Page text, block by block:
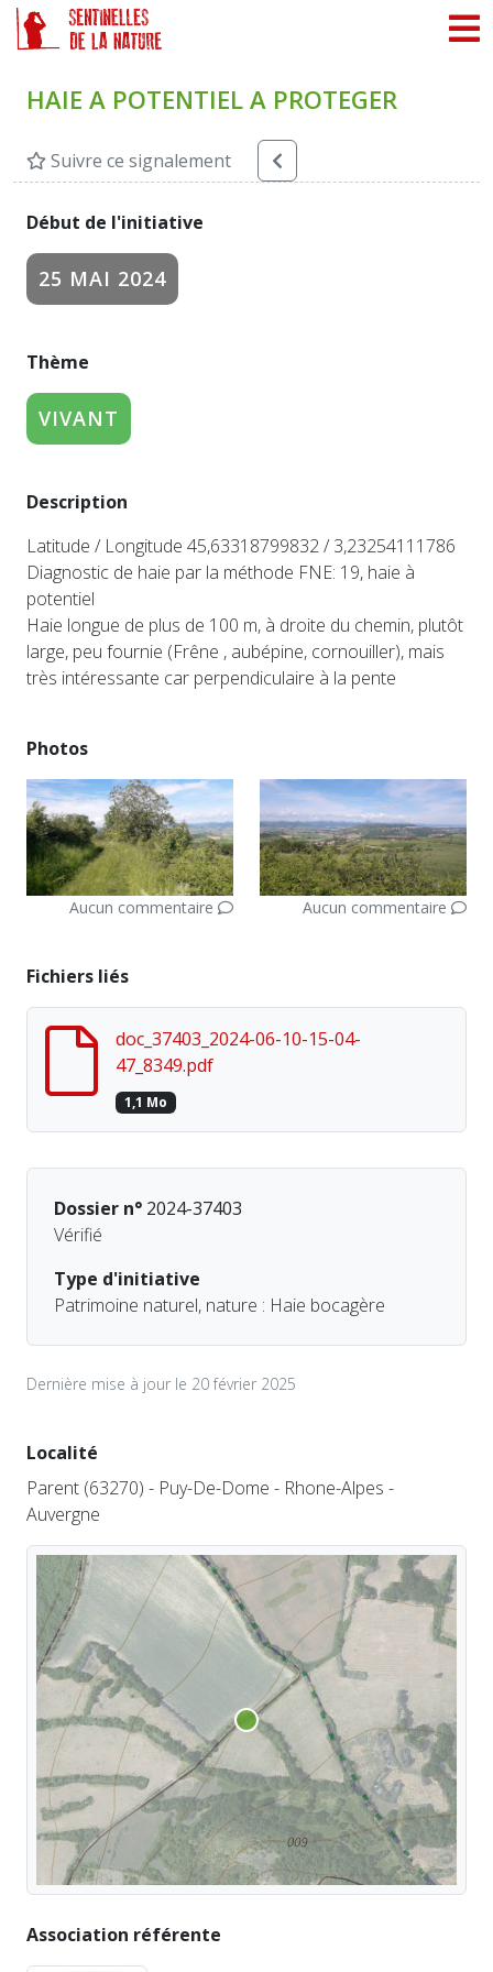
HAIE A POTENTIEL A PROTEGER
Suivre ce signalement
Début de l'initiative
25 MAI 2024
Thème
VIVANT
Description
Latitude / Longitude 45,63318799832 / 3,23254111786
Diagnostic de haie par la méthode FNE: 19, haie à
potentiel
Haie longue de plus de 100 m, à droite du chemin, plutôt
large, peu fournie (Frêne , aubépine, cornouiller), mais
très intéressante car perpendiculaire à la pente
Photos
Aucun commentaire Aucun commentaire
Fichiers liés
doc_37403_2024-06-10-15-04-
47_8349.pdf
1,1 Mo
Dossier n° 2024-37403
Vérifié
Type d'initiative
Patrimoine naturel, nature : Haie bocagère
Dernière mise à jour le 20 février 2025
Localité
Parent (63270) - Puy-De-Dome - Rhone-Alpes -
Auvergne
Association référente
Panneau de gestion des cookies